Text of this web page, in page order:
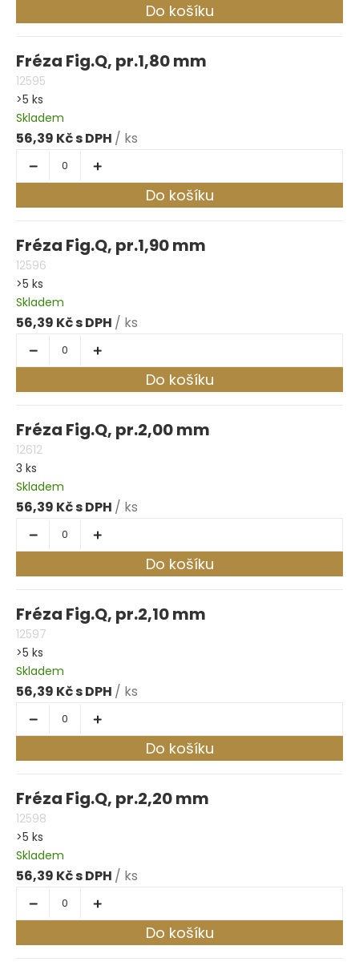
Do košíku
Fréza Fig.Q, pr.1,80 mm
12595
>5 ks
Skladem
56,39 Kč / ks
Do košíku
Fréza Fig.Q, pr.1,90 mm
12596
>5 ks
Skladem
56,39 Kč / ks
Do košíku
Fréza Fig.Q, pr.2,00 mm
12612
3 ks
Skladem
56,39 Kč / ks
Do košíku
Fréza Fig.Q, pr.2,10 mm
12597
>5 ks
Skladem
56,39 Kč / ks
Do košíku
Fréza Fig.Q, pr.2,20 mm
12598
>5 ks
Skladem
56,39 Kč / ks
Do košíku